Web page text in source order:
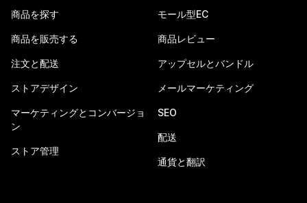
商品を探す
商品を販売する
注文と配送
ストアデザイン
マーケティングとコンバージョ
ン
ストア管理
モール型EC
商品レビュー
アップセルとバンドル
メールマーケティング
SEO
配送
通貨と翻訳